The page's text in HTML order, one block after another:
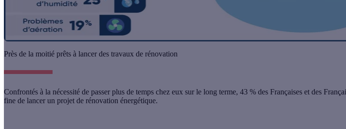
Près de la moitié prêts à lancer des travaux de rénovation
Confrontés à la nécessité de passer plus de temps chez eux sur le long terme, 43 % des Françaises et des
fine de lancer un projet de rénovation énergétique.